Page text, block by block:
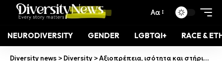
Αα
NEURODIVERSITY GENDER LGBTQI+ RACE &
Diversity news > Diversity >Αξιοπρέπεια, ισότητα και στήριξη για όλους: Νέα κοινωνικά εργαλεία για μια πιο συμπεριληπτική κοινωνία